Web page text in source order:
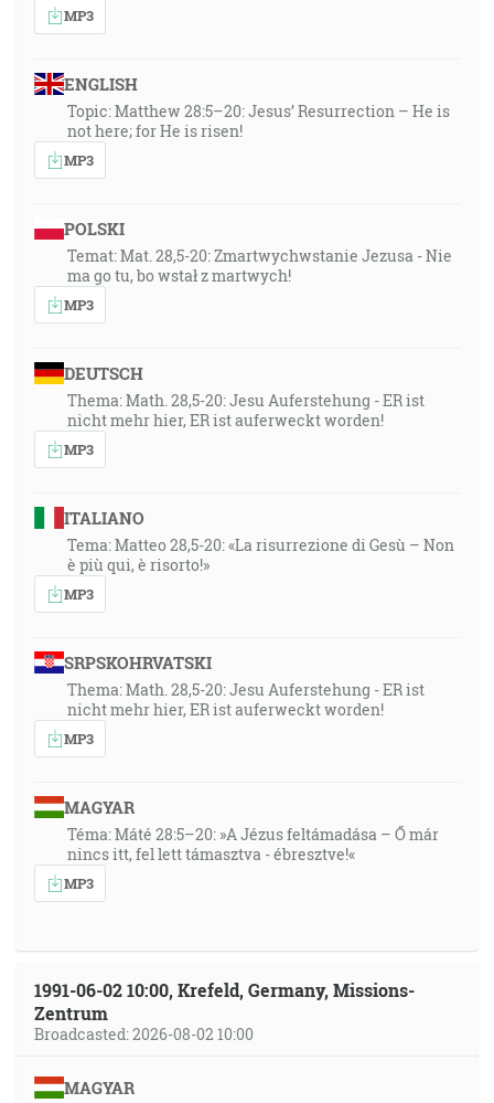
MP3
ENGLISH
Topic: Matthew 28:5–20: Jesus’ Resurrection – He is
not here; for He is risen!
MP3
POLSKI
Temat: Mat. 28,5-20: Zmartwychwstanie Jezusa - Nie
ma go tu, bo wstał z martwych!
MP3
DEUTSCH
Thema: Math. 28,5-20: Jesu Auferstehung - ER ist
nicht mehr hier, ER ist auferweckt worden!
MP3
ITALIANO
Tema: Matteo 28,5-20: «La risurrezione di Gesù – Non
è più qui, è risorto!»
MP3
SRPSKOHRVATSKI
Thema: Math. 28,5-20: Jesu Auferstehung - ER ist
nicht mehr hier, ER ist auferweckt worden!
MP3
MAGYAR
Téma: Máté 28:5–20: »A Jézus feltámadása – Ő már
nincs itt, fel lett támasztva - ébresztve!«
MP3
1991-06-02 10:00, Krefeld, Germany, Missions-
Zentrum
Broadcasted: 2026-08-02 10:00
MAGYAR